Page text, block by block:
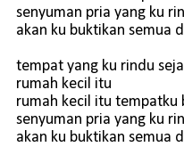
senyuman pria yang ku
akan ku buktikan semua
tempat yang ku rindu
rumah kecil itu
rumah kecil itu tempatku
senyuman pria yang ku
akan ku buktikan semua